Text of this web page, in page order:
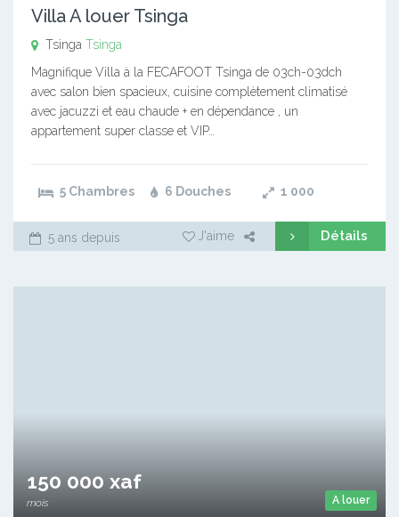
Villa A louer Tsinga
Tsinga Tsinga
Magnifique Villa à la FECAFOOT Tsinga de 03ch-03dch
avec salon bien spacieux, cuisine complètement climatisé
avec jacuzzi et eau chaude + en dépendance , un
appartement super classe et VIP…
5 Chambres 6 Douches 1 000
5 ans depuis J'aime Détails
A louer
150 000 xaf
mois